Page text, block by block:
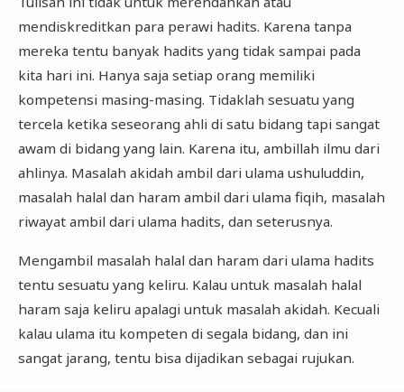
mendiskreditkan para perawi hadits. Karena tanpa
mereka tentu banyak hadits yang tidak sampai pada
kita hari ini. Hanya saja setiap orang memiliki
kompetensi masing-masing. Tidaklah sesuatu yang
tercela ketika seseorang ahli di satu bidang tapi sangat
awam di bidang yang lain. Karena itu, ambillah ilmu dari
ahlinya. Masalah akidah ambil dari ulama ushuluddin,
masalah halal dan haram ambil dari ulama fiqih, masalah
riwayat ambil dari ulama hadits, dan seterusnya.
Mengambil masalah halal dan haram dari ulama hadits
tentu sesuatu yang keliru. Kalau untuk masalah halal
haram saja keliru apalagi untuk masalah akidah. Kecuali
kalau ulama itu kompeten di segala bidang, dan ini
sangat jarang, tentu bisa dijadikan sebagai rujukan.